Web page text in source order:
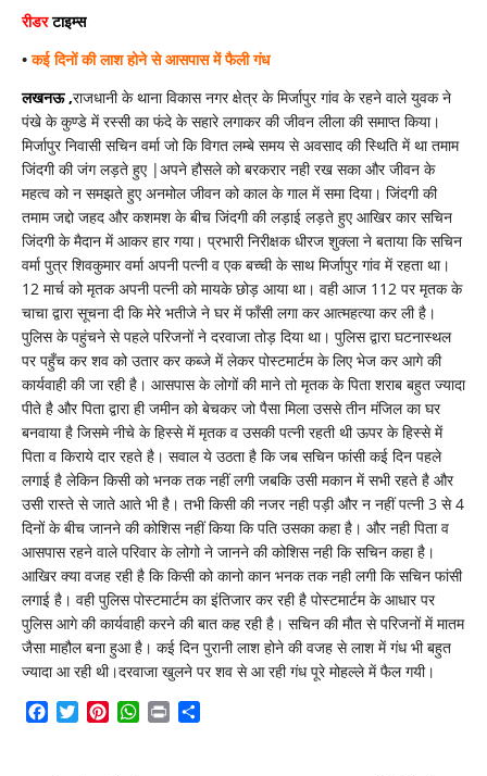
रीडर टाइम्स
•कई दिनों की लाश होने से आसपास में फैली गंध
लखनऊ ,राजधानी के थाना विकास नगर क्षेत्र के मिर्जापुर गांव के रहने वाले युवक ने
पंखे के कुण्डे में रस्सी का फंदे के सहारे लगाकर की जीवन लीला की समाप्त किया।
मिर्जापुर निवासी सचिन वर्मा जो कि विगत लम्बे समय से अवसाद की स्थिति में था तमाम
जिंदगी की जंग लड़ते हुए |अपने हौसले को बरकरार नही रख सका और जीवन के
महत्व को न समझते हुए अनमोल जीवन को काल के गाल में समा दिया। जिंदगी की
तमाम जद्दो जहद और कशमश के बीच जिंदगी की लड़ाई लड़ते हुए आखिर कार सचिन
जिंदगी के मैदान में आकर हार गया। प्रभारी निरीक्षक धीरज शुक्ला ने बताया कि सचिन
वर्मा पुत्र शिवकुमार वर्मा अपनी पत्नी व एक बच्ची के साथ मिर्जापुर गांव में रहता था।
12 मार्च को मृतक अपनी पत्नी को मायके छोड़ आया था। वही आज 112 पर मृतक के
चाचा द्वारा सूचना दी कि मेरे भतीजे ने घर में फाँसी लगा कर आत्महत्या कर ली है।
पुलिस के पहुंचने से पहले परिजनों ने दरवाजा तोड़ दिया था। पुलिस द्वारा घटनास्थल
पर पहुँच कर शव को उतार कर कब्जे में लेकर पोस्टमार्टम के लिए भेज कर आगे की
कार्यवाही की जा रही है। आसपास के लोगों की माने तो मृतक के पिता शराब बहुत ज्यादा
पीते है और पिता द्वारा ही जमीन को बेचकर जो पैसा मिला उससे तीन मंजिल का घर
बनवाया है जिसमे नीचे के हिस्से में मृतक व उसकी पत्नी रहती थी ऊपर के हिस्से में
पिता व किराये दार रहते है। सवाल ये उठता है कि जब सचिन फांसी कई दिन पहले
लगाई है लेकिन किसी को भनक तक नहीं लगी जबकि उसी मकान में सभी रहते है और
उसी रास्ते से जाते आते भी है। तभी किसी की नजर नही पड़ी और न नहीं पत्नी 3 से 4
दिनों के बीच जानने की कोशिस नहीं किया कि पति उसका कहा है। और नही पिता व
आसपास रहने वाले परिवार के लोगो ने जानने की कोशिस नही कि सचिन कहा है।
आखिर क्या वजह रही है कि किसी को कानो कान भनक तक नही लगी कि सचिन फांसी
लगाई है। वही पुलिस पोस्टमार्टम का इंतिजार कर रही है पोस्टमार्टम के आधार पर
पुलिस आगे की कार्यवाही करने की बात कह रही है। सचिन की मौत से परिजनों में मातम
जैसा माहौल बना हुआ है। कई दिन पुरानी लाश होने की वजह से लाश में गंध भी बहुत
ज्यादा आ रही थी।दरवाजा खुलने पर शव से आ रही गंध पूरे मोहल्ले में फैल गयी।
Facebook
TwitterPinterestWhatsApp
Print